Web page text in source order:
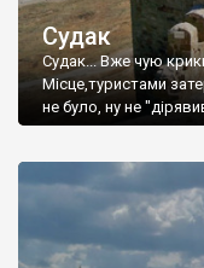
Судак
Судак... Вже чую
Місце,туристами
не було, ну не